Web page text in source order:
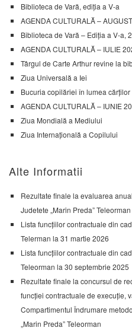
Biblioteca de Vară, ediția a V-a
AGENDA CULTURALĂ –
Biblioteca de Vară – Ediția a V-a,
AGENDA CULTURALĂ – IULIE
Târgul de Carte Arthur revine la
Ziua Universală a Iei
Bucuria copilăriei în lumea cărților
AGENDA CULTURALĂ – IUNIE
Ziua Mondială a Mediului
Ziua Internațională a Copilului
Alte Informatii
Rezultate finale la evaluarea
Judetete „Marin Preda” Teleorman
Lista funcțiilor contractuale din
Telerman la 31 martie 2026
Lista funcțiilor contractuale din
Teleorman la 30 septembrie 2025
Rezultate finale la concursul de
funcției contractuale de execuție,
Compartimentul Îndrumare
„Marin Preda” Teleorman